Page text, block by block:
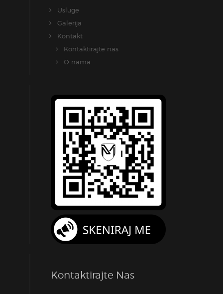
Usluge
Galerija
Kontakt
Kontaktirajte nas
O nama
Kontaktirajte Nas